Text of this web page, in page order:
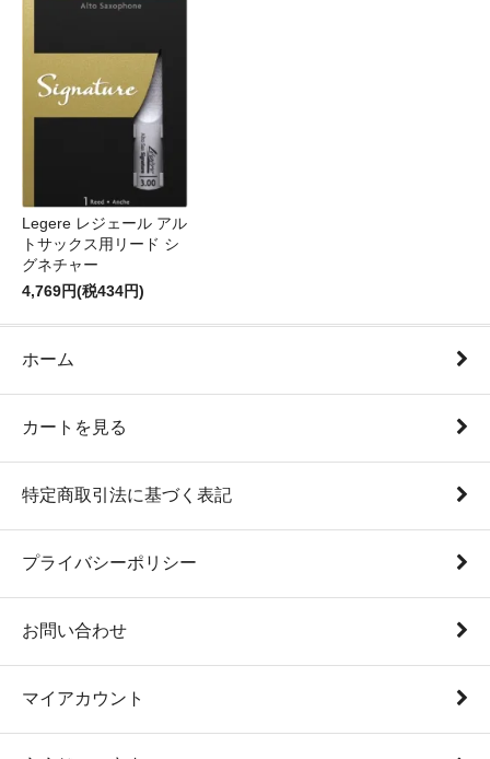
Legere レジェール アル
トサックス用リード シ
グネチャー
4,769円(税434円)
ホーム
カートを見る
特定商取引法に基づく表記
プライバシーポリシー
お問い合わせ
マイアカウント